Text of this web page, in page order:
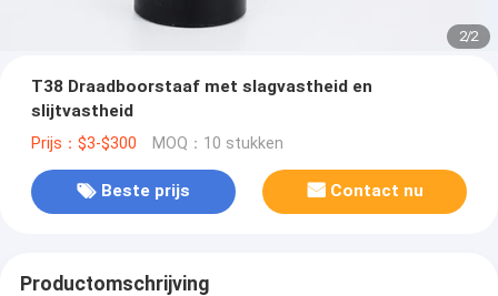
2/2
T38 Draadboorstaaf met slagvastheid en
slijtvastheid
Prijs：$3-$300 MOQ：10 stukken
Beste prijs Contact nu
Productomschrijving